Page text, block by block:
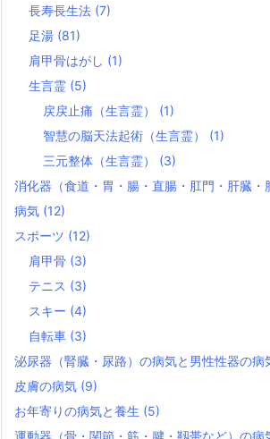
長寿長生法 (7)
足湯 (81)
肩甲骨はがし (1)
生言霊 (5)
戻戻止痛（生言霊） (1)
智慧の脳天法起術（生言霊） (1)
三元整体（生言霊） (3)
消化器（食道・胃・腸・直腸・肛門・肝臓・
病気 (12)
スポーツ (12)
肩甲骨 (3)
テニス (3)
スキー (4)
自転車 (3)
泌尿器（腎臓・尿路）の病気と男性性器の病
皮膚の病気 (9)
お年寄りの病気と養生 (5)
運動器（骨・関節・筋・腱・靱帯など）の病